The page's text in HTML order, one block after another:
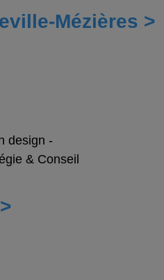
Mézières >
design -
& Conseil